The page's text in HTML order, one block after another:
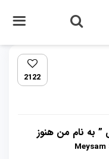
2122
” به نام من هنوز